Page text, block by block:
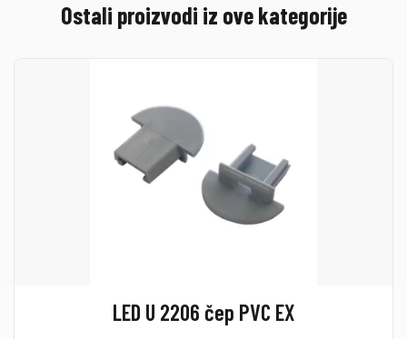
Ostali proizvodi iz ove kategorije
LED U 2206 čep PVC EX